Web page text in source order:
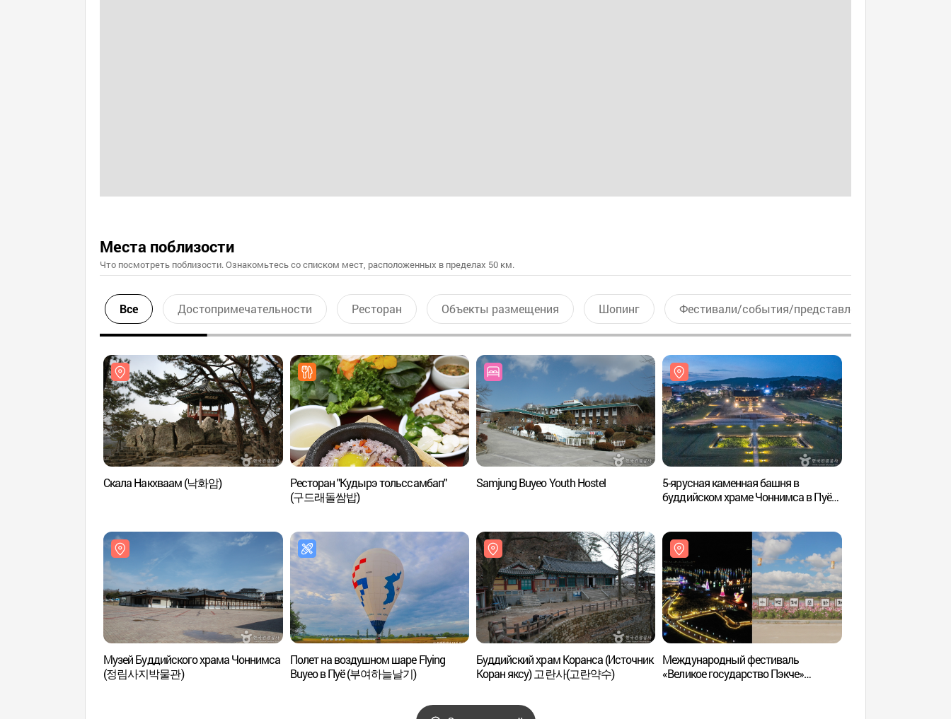
Места поблизости
Что посмотреть поблизости. Ознакомьтесь со списком мест, расположенных в пределах 50 км.
Все Достопримечательности Ресторан Объекты размещения Шопинг Фестивали/события/представления
Скала Накхваам (낙화암)
Ресторан "Кудырэ тольссамбап"
(구드래돌쌈밥)
Samjung Buyeo Youth Hostel
5-ярусная каменная башня в
буддийском храме Чоннимса в Пуё
세계유산])
Музей Буддийского храма Чоннимса
(정림사지박물관)
Полет на воздушном шаре Flying
Buyeo в Пуё (부여하늘날기)
Буддийский храм Коранса (Источник
Коран яксу) 고란사(고란약수)
Международный фестиваль
«Великое государство Пэкче»